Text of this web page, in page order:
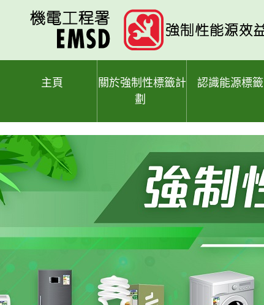
主頁
關於強制性標籤計
劃
認識能源標籤